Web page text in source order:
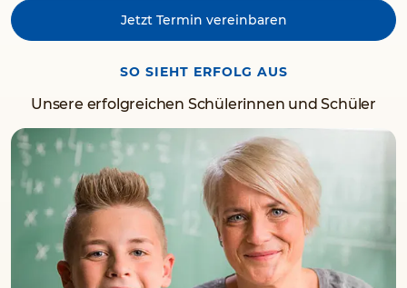
Jetzt Termin vereinbaren
SO SIEHT ERFOLG AUS
Unsere erfolgreichen Schülerinnen und Schüler